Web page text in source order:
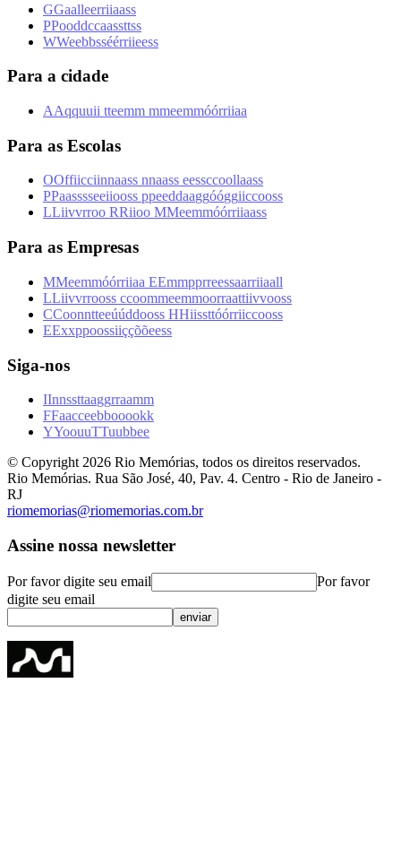
GGaalleerriiaass
PPooddccaassttss
WWeebbsséérriieess
Para a cidade
AAqquuii tteemm mmeemmóórriiaa
Para as Escolas
OOffiicciinnaass nnaass eessccoollaass
PPaasssseeiiooss ppeeddaaggóóggiiccooss
LLiivvrroo RRiioo MMeemmóórriiaass
Para as Empresas
MMeemmóórriiaa EEmmpprreessaarriiaall
LLiivvrrooss ccoommeemmoorraattiivvooss
CCoonntteeúúddooss HHiissttóórriiccooss
EExxppoossiiççõõeess
Siga-nos
IInnssttaaggrraamm
FFaacceebbooookk
YYoouuTTuubbee
© Copyright 2026 Rio Memórias, todos os direitos reservados.
Rio Memórias. Rua São José, 40, Pav. 4. Centro - Rio de Janeiro -
RJ
riomemorias@riomemorias.com.br
Assine nossa newsletter
Por favor digite seu email
Por favor
digite seu email
enviar